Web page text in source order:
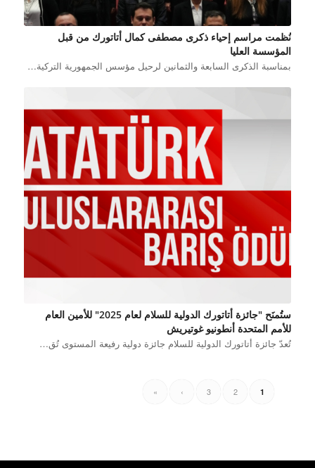
نُظمت مراسم إحياء ذكرى مصطفى كمال أتاتورك من قبل
المؤسسة العليا
بمناسبة الذكرى السابعة والثمانين لرحيل مؤسس الجمهورية التركية…
ستُمنَح "جائزة أتاتورك الدولية للسلام لعام 2025" للأمين العام
للأمم المتحدة أنطونيو غوتيريش
تُعدّ جائزة أتاتورك الدولية للسلام جائزة دولية رفيعة المستوى تُق…
1
2
3
›
»